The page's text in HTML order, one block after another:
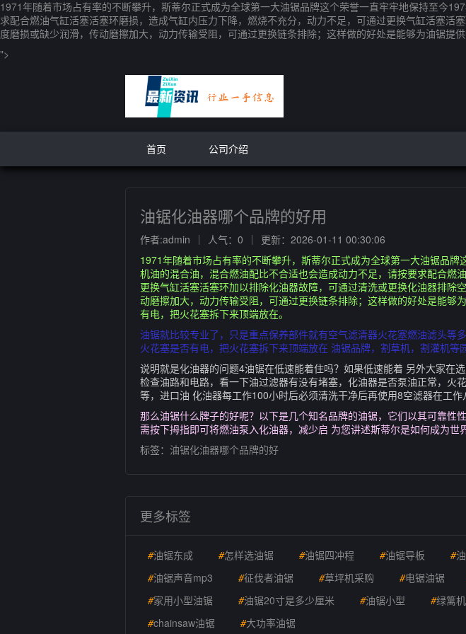
1971年随着市场占有率的不断攀升，斯蒂尔正式成为全球第一大油锯品牌这个荣誉一直牢牢地保持至今
求配合燃油气缸活塞活塞环磨损，造成气缸内压力下降，燃烧不充分，动力不足，可通过更换气缸活塞
度磨损或缺少润滑，传动磨擦加大，动力传输受阻，可通过更换链条排除；这样做的好处是能够为油锯
">
首页 公司介绍
油锯化油器哪个品牌的好用
作者:admin 人气：0
更新：2026-01-11 00:30:06
1971年随着市场占有率的不断攀升，斯蒂尔正式成为全球第一大油锯品
机油的混合油，混合燃油配比不合适也会造成动力不足，请按要求配合
更换气缸活塞活塞环加以排除化油器故障，可通过清洗或更换化油器排
动磨擦加大，动力传输受阻，可通过更换链条排除；这样做的好处是能
有电，把火花塞拆下来顶端放在。
油锯就比较专业了，只是重点保养部件就有空气滤清器火花塞燃油滤头等
火花塞是否有电，把火花塞拆下来顶端放在 油锯品牌，割草机，割灌机等
说明就是化油器的问题4油锯在低速能着住吗？如果低速能着 另外大家在
检查油路和电路，看一下油过滤器有没有堵塞，化油器是否泵油正常，
等，进口油 化油器每工作100小时后必须清洗干净后再使用8空滤器在工作
那么油锯什么牌子的好呢？以下是几个知名品牌的油锯，它们以其可靠
需按下拇指即可将燃油泵入化油器，减少启 为您讲述斯蒂尔是如何成为世
标签： 油锯化油器哪个品牌的好
更多标签
#油锯东成 #怎样选油锯 #油锯四冲程 #油锯导板 #
#油锯声音mp3 #征伐者油锯 #草坪机采购 #电锯油锯
#家用小型油锯 #油锯20寸是多少厘米 #油锯小型 #绿篱
#chainsaw油锯 #大功率油锯